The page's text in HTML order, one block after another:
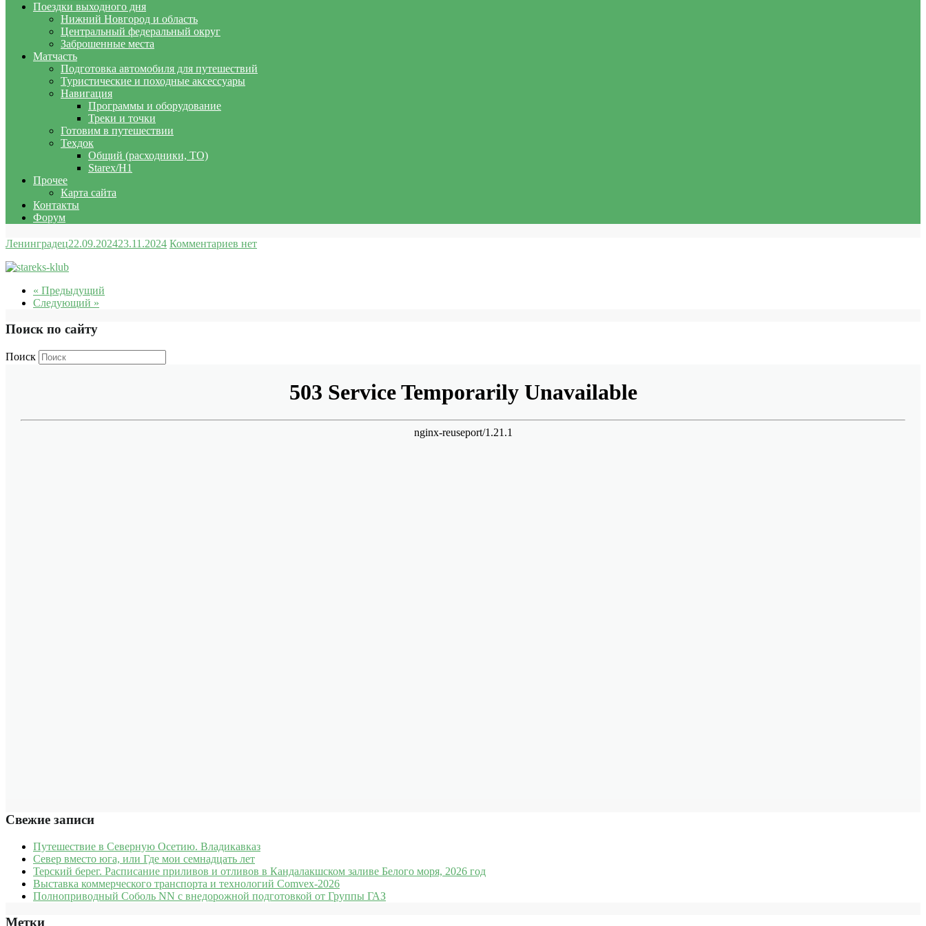
Поездки выходного дня
Нижний Новгород и область
Центральный федеральный округ
Заброшенные места
Матчасть
Подготовка автомобиля для путешествий
Туристические и походные аксессуары
Навигация
Программы и оборудование
Треки и точки
Готовим в путешествии
Техдок
Общий (расходники, ТО)
Starex/H1
Прочее
Карта сайта
Контакты
Форум
Ленинградец22.09.202423.11.2024 Комментариев нет
« Предыдущий
Следующий »
Поиск по сайту
Поиск
Свежие записи
Путешествие в Северную Осетию. Владикавказ
Север вместо юга, или Где мои семнадцать лет
Терский берег. Расписание приливов и отливов в Кандалакшском заливе Белого моря, 2026 год
Выставка коммерческого транспорта и технологий Comvex-2026
Полноприводный Соболь NN с внедорожной подготовкой от Группы ГАЗ
Метки